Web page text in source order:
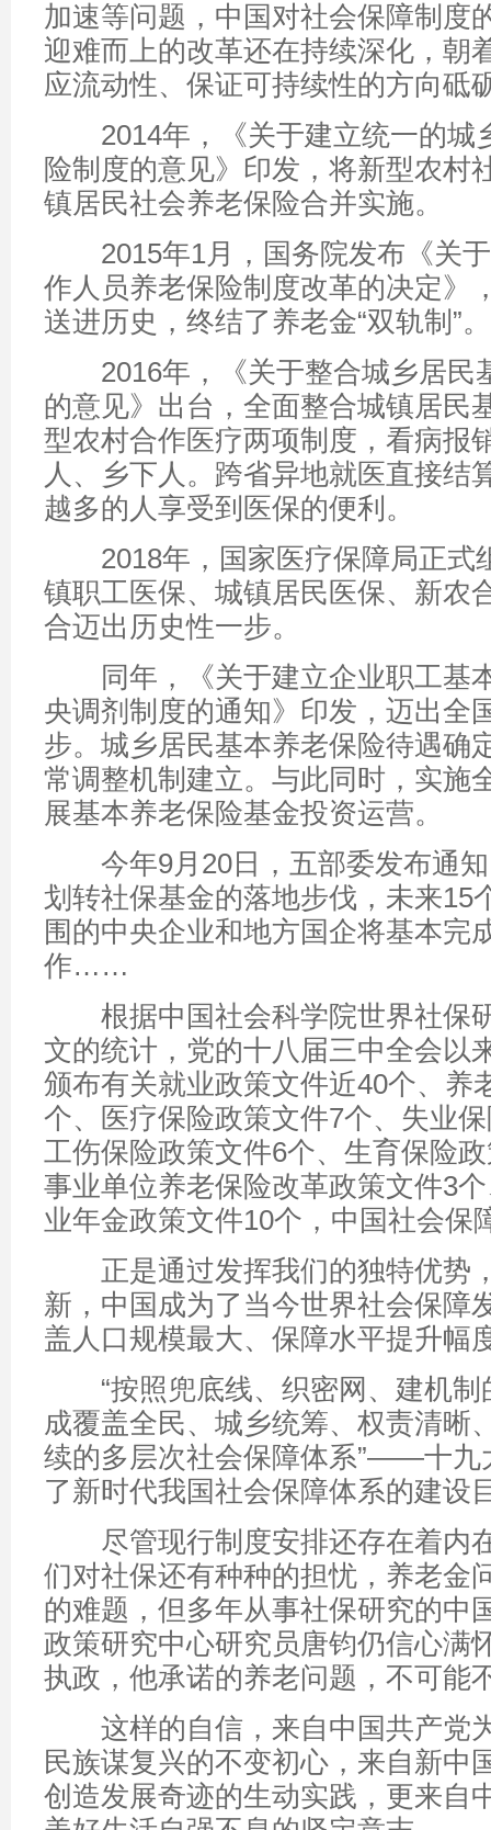
加速等问题，中国对社会保障制度
迎难而上的改革还在持续深化，朝
应流动性、保证可持续性的方向砥
2014年，《关于建立统一的城
险制度的意见》印发，将新型农村
镇居民社会养老保险合并实施。
2015年1月，国务院发布《关于
作人员养老保险制度改革的决定》
送进历史，终结了养老金“双轨制”。
2016年，《关于整合城乡居民
的意见》出台，全面整合城镇居民
型农村合作医疗两项制度，看病报
人、乡下人。跨省异地就医直接结
越多的人享受到医保的便利。
2018年，国家医疗保障局正式
镇职工医保、城镇居民医保、新农
合迈出历史性一步。
同年，《关于建立企业职工基
央调剂制度的通知》印发，迈出全
步。城乡居民基本养老保险待遇确
常调整机制建立。与此同时，实施
展基本养老保险基金投资运营。
今年9月20日，五部委发布通知
划转社保基金的落地步伐，未来15
围的中央企业和地方国企将基本完
作……
根据中国社会科学院世界社保
文的统计，党的十八届三中全会以
颁布有关就业政策文件近40个、养
个、医疗保险政策文件7个、失业
工伤保险政策文件6个、生育保险
事业单位养老保险改革政策文件3
业年金政策文件10个，中国社会保
正是通过发挥我们的独特优势
新，中国成为了当今世界社会保障
盖人口规模最大、保障水平提升幅
“按照兜底线、织密网、建机制
成覆盖全民、城乡统筹、权责清晰
续的多层次社会保障体系”——十九
了新时代我国社会保障体系的建设
尽管现行制度安排还存在着内
们对社保还有种种的担忧，养老金
的难题，但多年从事社保研究的中
政策研究中心研究员唐钧仍信心满
执政，他承诺的养老问题，不可能
这样的自信，来自中国共产党
民族谋复兴的不变初心，来自新中
创造发展奇迹的生动实践，更来自